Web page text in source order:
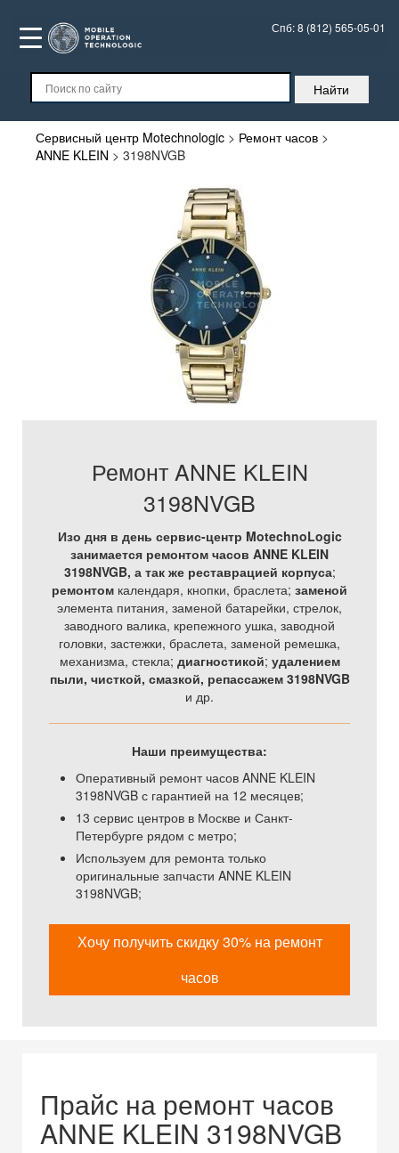
Спб:8 (812) 565-05-01
Сервисный центр Motechnologic > Ремонт часов >
ANNE KLEIN > 3198NVGB
Ремонт ANNE KLEIN
3198NVGB
Изо дня в день сервис-центр MotechnoLogic
занимается ремонтом часов ANNE KLEIN
3198NVGB, а так же реставрацией корпуса;
ремонтом календаря, кнопки, браслета; заменой
элемента питания, заменой батарейки, стрелок,
заводного валика, крепежного ушка, заводной
головки, застежки, браслета, заменой ремешка,
механизма, стекла; диагностикой; удалением
пыли, чисткой, смазкой, репассажем 3198NVGB
и др.
Наши преимущества:
Оперативный ремонт часов ANNE KLEIN
3198NVGB с гарантией на 12 месяцев;
13 сервис центров в Москве и Санкт-
Петербурге рядом с метро;
Используем для ремонта только
оригинальные запчасти ANNE KLEIN
3198NVGB;
Хочу получить скидку 30% на ремонт
часов
Прайс на ремонт часов
ANNE KLEIN 3198NVGB